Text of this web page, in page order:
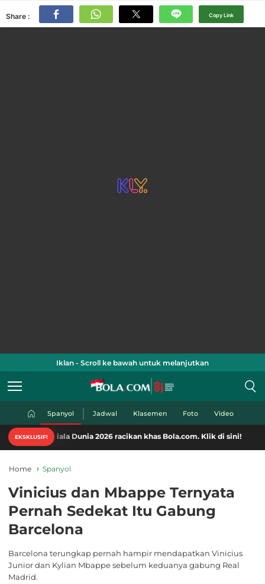
Share : Copy Link
Iklan - Scroll ke bawah untuk melanjutkan
Spanyol Jadwal Klasemen Foto Video
EKSKLUSIF!
Dunia 2026 racikan khas Bola.com. Klik di sini!
Home Spanyol
Vinicius dan Mbappe Ternyata
Pernah Sedekat Itu Gabung
Barcelona
Barcelona terungkap pernah hampir mendapatkan Vinicius
Junior dan Kylian Mbappe sebelum keduanya gabung Real
Madrid.